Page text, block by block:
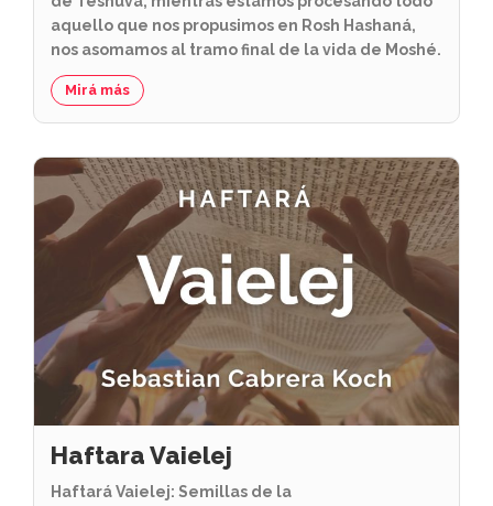
aquello que nos propusimos en Rosh Hashaná,
nos asomamos al tramo final de la vida de Moshé.
Mirá más
Haftara Vaielej
Haftará Vaielej: Semillas de la